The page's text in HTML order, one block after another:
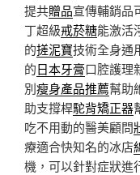
提共贈品宣傳輔銷品
丁超級戒菸糖能激活
的搓泥寶技術全身通
的日本牙膏口腔護理
別瘦身產品推薦幫助
助支撐桿駝背矯正器
吃不用動的醫美顧問
療適合快知名的冰店
機，可以針對症狀進